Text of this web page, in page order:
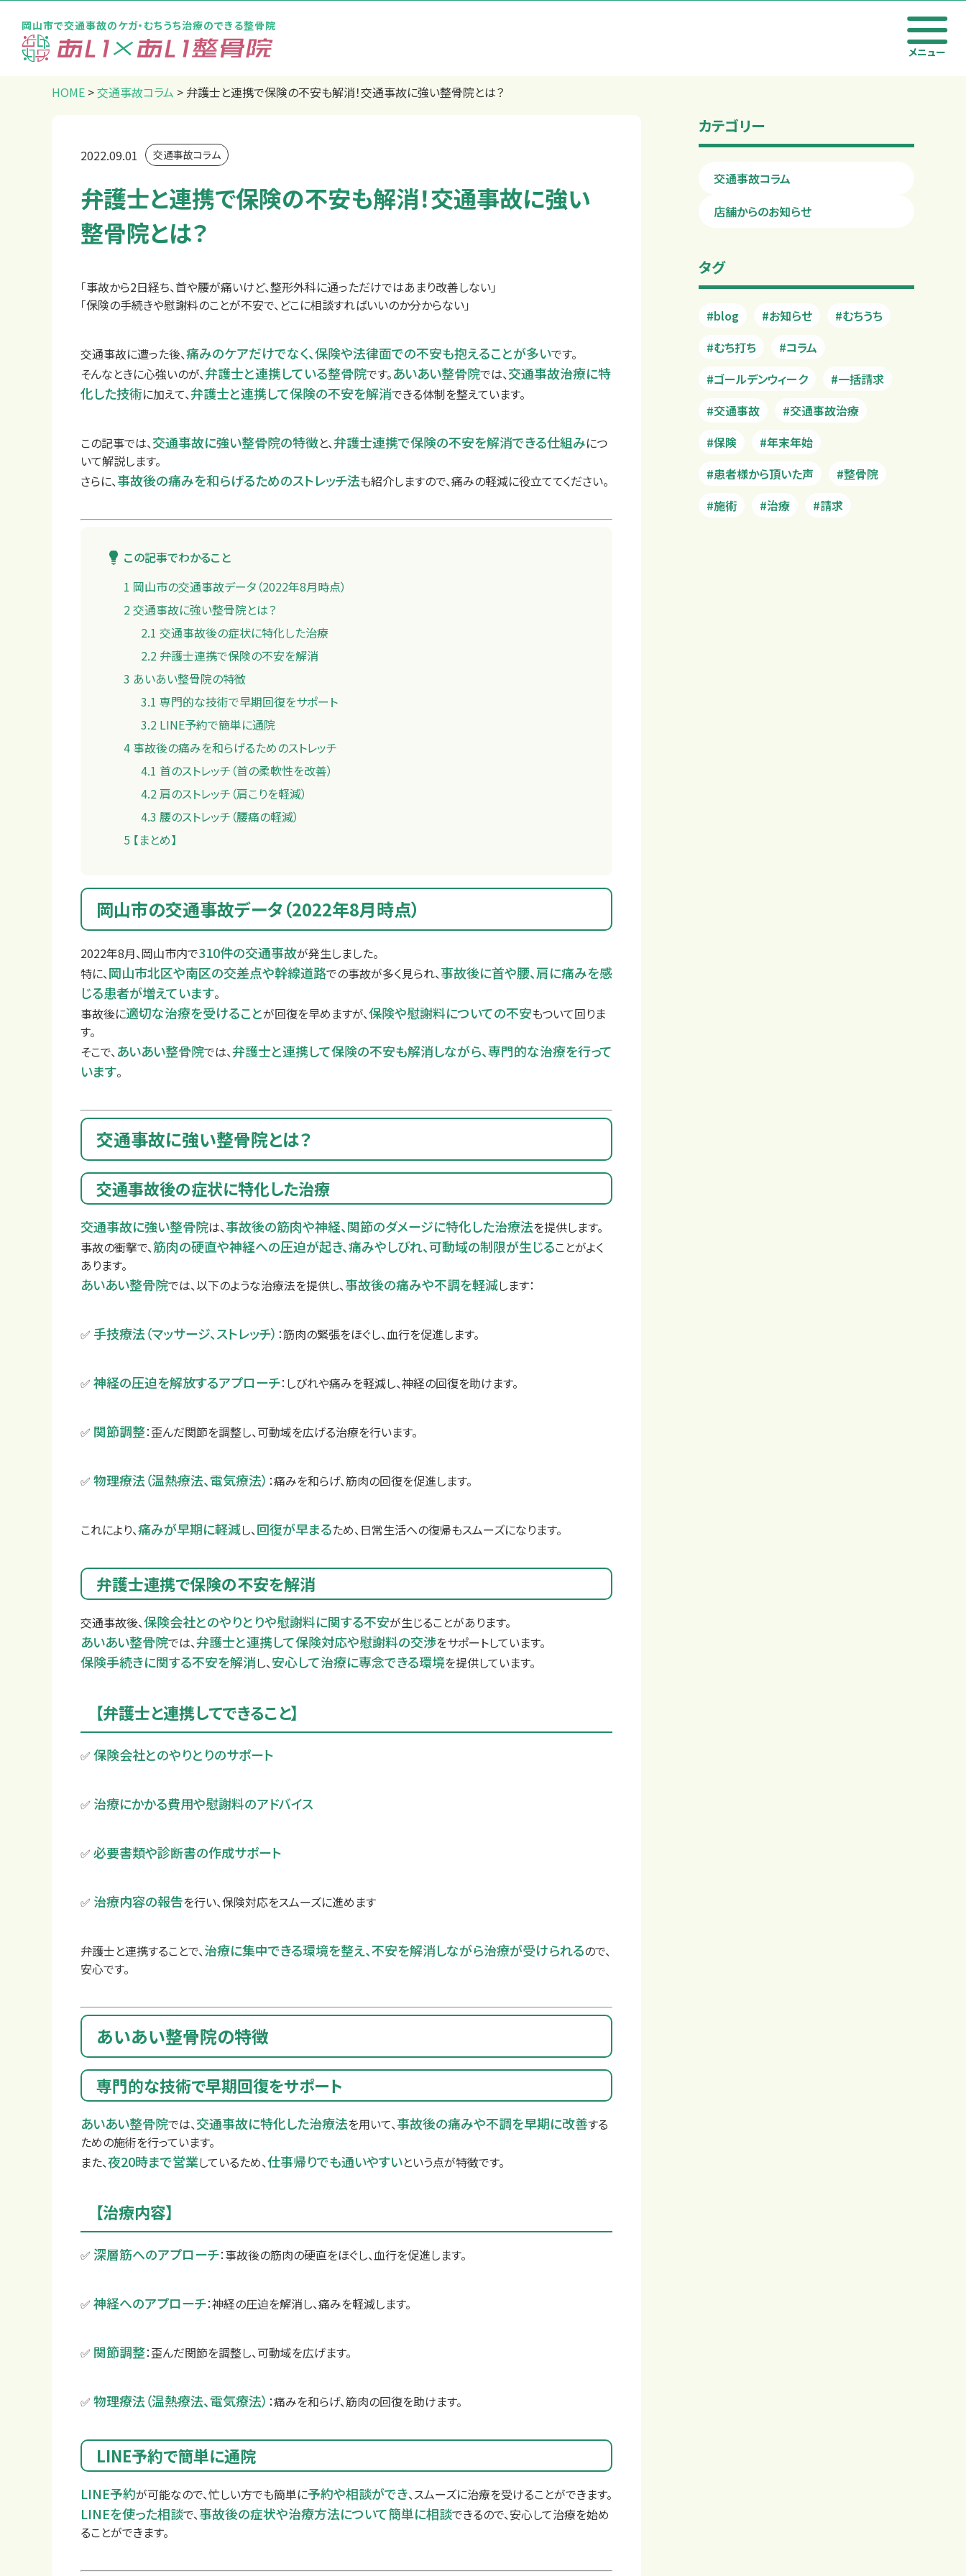
岡山市で交通事故のケガ・むちうち治療のできる整骨院
メニュー
トップページ
HOME >交通事故コラム > 弁護士と連携で保険の不安も解消！交通事故に強い整骨院とは？
2022.09.01 交通事故コラム
弁護士と連携で保険の不安も解消！交通事故に強い
整骨院とは？
「事故から2日経ち、首や腰が痛いけど、整形外科に通っただけではあまり改善しない」
「保険の手続きや慰謝料のことが不安で、どこに相談すればいいのか分からない」
交通事故に遭った後、痛みのケアだけでなく、保険や法律面での不安も抱えることが多いです。
そんなときに心強いのが、弁護士と連携している整骨院です。あいあい整骨院では、交通事故治療に特
化した技術に加えて、弁護士と連携して保険の不安を解消できる体制を整えています。
この記事では、交通事故に強い整骨院の特徴と、弁護士連携で保険の不安を解消できる仕組みにつ
いて解説します。
さらに、事故後の痛みを和らげるためのストレッチ法も紹介しますので、痛みの軽減に役立ててください。
この記事でわかること
1 岡山市の交通事故データ（2022年8月時点）
2交通事故に強い整骨院とは？
2.1 交通事故後の症状に特化した治療
2.2 弁護士連携で保険の不安を解消
3 あいあい整骨院の特徴
3.1 専門的な技術で早期回復をサポート
3.2 LINE予約で簡単に通院
4 事故後の痛みを和らげるためのストレッチ
4.1 首のストレッチ（首の柔軟性を改善）
4.2肩のストレッチ（肩こりを軽減）
4.3 腰のストレッチ（腰痛の軽減）
5 【まとめ】
岡山市の交通事故データ（2022年8月時点）
2022年8月、岡山市内で310件の交通事故が発生しました。
特に、岡山市北区や南区の交差点や幹線道路での事故が多く見られ、事故後に首や腰、肩に痛みを感
じる患者が増えています。
事故後に適切な治療を受けることが回復を早めますが、保険や慰謝料についての不安もついて回りま
す。
そこで、あいあい整骨院では、弁護士と連携して保険の不安も解消しながら、専門的な治療を行って
います。
交通事故に強い整骨院とは？
交通事故後の症状に特化した治療
交通事故に強い整骨院は、事故後の筋肉や神経、関節のダメージに特化した治療法を提供します。
事故の衝撃で、筋肉の硬直や神経への圧迫が起き、痛みやしびれ、可動域の制限が生じることがよく
あります。
あいあい整骨院では、以下のような治療法を提供し、事故後の痛みや不調を軽減します：
✅ 手技療法（マッサージ、ストレッチ） ：筋肉の緊張をほぐし、血行を促進します。
✅ 神経の圧迫を解放するアプローチ：しびれや痛みを軽減し、神経の回復を助けます。
✅ 関節調整：歪んだ関節を調整し、可動域を広げる治療を行います。
✅ 物理療法（温熱療法、電気療法） ：痛みを和らげ、筋肉の回復を促進します。
これにより、痛みが早期に軽減し、回復が早まるため、日常生活への復帰もスムーズになります。
弁護士連携で保険の不安を解消
交通事故後、保険会社とのやりとりや慰謝料に関する不安が生じることがあります。
あいあい整骨院では、弁護士と連携して保険対応や慰謝料の交渉をサポートしています。
保険手続きに関する不安を解消し、安心して治療に専念できる環境を提供しています。
【弁護士と連携してできること】
✅ 保険会社とのやりとりのサポート
✅ 治療にかかる費用や慰謝料のアドバイス
✅ 必要書類や診断書の作成サポート
✅ 治療内容の報告を行い、保険対応をスムーズに進めます
弁護士と連携することで、治療に集中できる環境を整え、不安を解消しながら治療が受けられるので、
安心です。
あいあい整骨院の特徴
専門的な技術で早期回復をサポート
あいあい整骨院では、交通事故に特化した治療法を用いて、事故後の痛みや不調を早期に改善する
ための施術を行っています。
また、夜20時まで営業しているため、仕事帰りでも通いやすいという点が特徴です。
【治療内容】
✅ 深層筋へのアプローチ：事故後の筋肉の硬直をほぐし、血行を促進します。
✅ 神経へのアプローチ：神経の圧迫を解消し、痛みを軽減します。
✅ 関節調整：歪んだ関節を調整し、可動域を広げます。
✅ 物理療法（温熱療法、電気療法） ：痛みを和らげ、筋肉の回復を助けます。
LINE予約で簡単に通院
LINE予約が可能なので、忙しい方でも簡単に予約や相談ができ、スムーズに治療を受けることができます。
LINEを使った相談で、事故後の症状や治療方法について簡単に相談できるので、安心して治療を始め
ることができます。
カテゴリー
交通事故コラム
店舗からのお知らせ
タグ
#blog #お知らせ
#むちうち
#むち打ち
#コラム
#ゴールデンウィーク
#一括請求
#交通事故
#交通事故治療
#保険
#年末年始
#患者様から頂いた声
#整骨院
#施術
#治療 #請求